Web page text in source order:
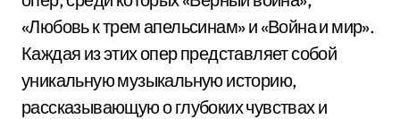
«Любовь к трем апельсинам» и «Война и мир».
Каждая из этих опер представляет собой
уникальную музыкальную историю,
рассказывающую о глубоких чувствах и